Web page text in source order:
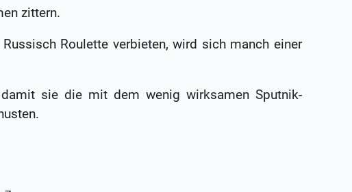
zittern.
Roulette verbieten, wird sich manch einer
sie die mit dem wenig wirksamen Sputnik-